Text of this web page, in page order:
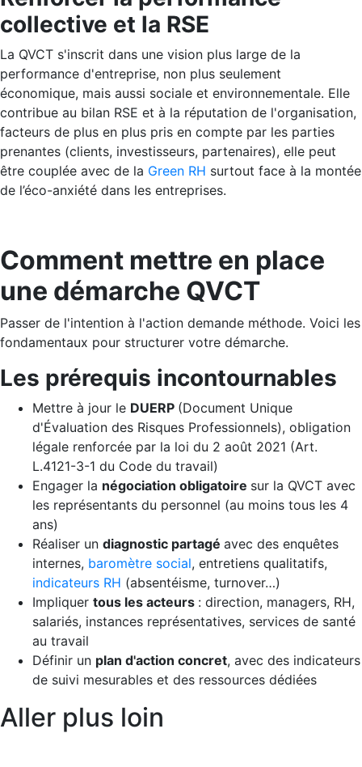
collective et la RSE
La QVCT s'inscrit dans une vision plus large de la
performance d'entreprise, non plus seulement
économique, mais aussi sociale et environnementale. Elle
contribue au bilan RSE et à la réputation de l'organisation,
facteurs de plus en plus pris en compte par les parties
prenantes (clients, investisseurs, partenaires), elle peut
être couplée avec de la Green RH surtout face à la montée
de l’éco-anxiété dans les entreprises.
Comment mettre en place
une démarche QVCT
Passer de l'intention à l'action demande méthode. Voici les
fondamentaux pour structurer votre démarche.
Les prérequis incontournables
Mettre à jour le DUERP (Document Unique
d'Évaluation des Risques Professionnels), obligation
légale renforcée par la loi du 2 août 2021 (Art.
L.4121-3-1 du Code du travail)
Engager la négociation obligatoire sur la QVCT avec
les représentants du personnel (au moins tous les 4
ans)
Réaliser un diagnostic partagé avec des enquêtes
internes, baromètre social, entretiens qualitatifs,
indicateurs RH (absentéisme, turnover…)
Impliquer tous les acteurs : direction, managers, RH,
salariés, instances représentatives, services de santé
au travail
Définir un plan d'action concret, avec des indicateurs
de suivi mesurables et des ressources dédiées
Aller plus loin